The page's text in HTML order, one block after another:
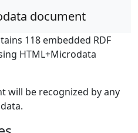
document
118 embedded RDF
HTML+Microdata
will be recognized by any